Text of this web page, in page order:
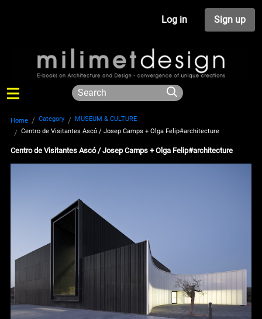
Log in Sign up
Home Category
MUSEUM & CULTURE
Centro de Visitantes Ascó / Josep Camps + Olga Felip#architecture
Centro de Visitantes Ascó / Josep Camps + Olga Felip#architecture